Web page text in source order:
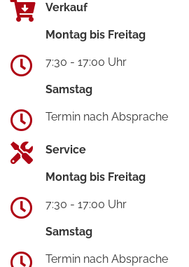
Verkauf
Montag bis Freitag
7:30 - 17:00 Uhr
Samstag
Termin nach Absprache
Service
Montag bis Freitag
7:30 - 17:00 Uhr
Samstag
Termin nach Absprache